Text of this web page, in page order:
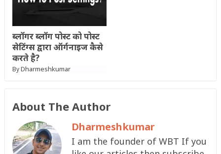
ब्लॉगर ब्लॉग पोस्ट को पोस्ट
सेटिंग्स द्वारा ऑर्गनाइज कैसे
करते है?
ByDharmeshkumar
About The Author
Dharmeshkumar
I am the founder of WBT If you